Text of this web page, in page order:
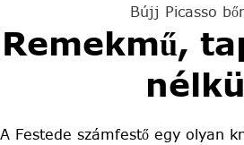
Bújj Picasso
Remekmű,
A Festede számfestő egy olyan